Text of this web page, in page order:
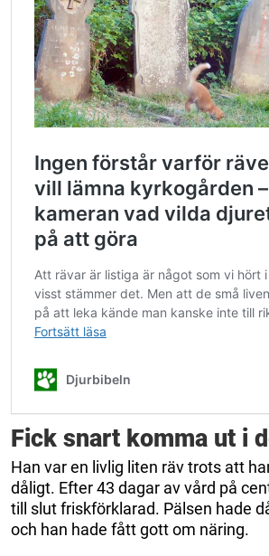
Fick snart komma ut i
Han var en livlig liten räv trots att
dåligt. Efter 43 dagar av vård på
till slut friskförklarad. Pälsen hade
och han hade fått gott om näring.